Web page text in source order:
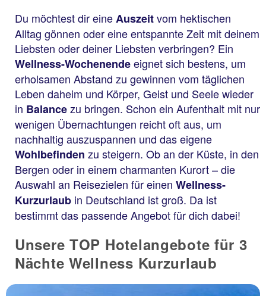
Du möchtest dir eineAuszeitvom hektischen
Alltag gönnen oder eine entspannte Zeit mit deinem
Liebsten oder deiner Liebsten verbringen? Ein
Wellness-Wochenendeeignet sich bestens, um
erholsamen Abstand zu gewinnen vom täglichen
Leben daheim und Körper, Geist und Seele wieder
in Balancezu bringen. Schon ein Aufenthalt mit nur
wenigen Übernachtungen reicht oft aus, um
nachhaltig auszuspannen und das eigene
Wohlbefinden zu steigern. Ob an der Küste, in den
Bergen oder in einem charmanten Kurort – die
Auswahl an Reisezielen für einen Wellness-
Kurzurlaub in Deutschland ist groß. Da ist
bestimmt das passende Angebot für dich dabei!
Unsere TOP Hotelangebote für 3
Nächte Wellness Kurzurlaub